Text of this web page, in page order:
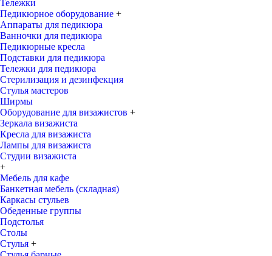
Тележки
Педикюрное оборудование +
Аппараты для педикюра
Ванночки для педикюра
Педикюрные кресла
Подставки для педикюра
Тележки для педикюра
Стерилизация и дезинфекция
Стулья мастеров
Ширмы
Оборудование для визажистов +
Зеркала визажиста
Кресла для визажиста
Лампы для визажиста
Студии визажиста
+
Мебель для кафе
Банкетная мебель (складная)
Каркасы стульев
Обеденные группы
Подстолья
Столы
Стулья +